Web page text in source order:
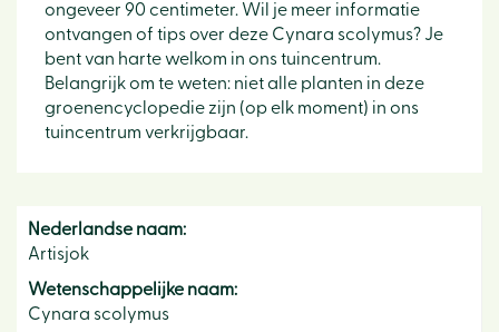
ongeveer 90 centimeter. Wil je meer informatie
ontvangen of tips over deze Cynara scolymus? Je
bent van harte welkom in ons tuincentrum.
Belangrijk om te weten: niet alle planten in deze
groenencyclopedie zijn (op elk moment) in ons
tuincentrum verkrijgbaar.
Nederlandse naam:
Artisjok
Wetenschappelijke naam:
Cynara scolymus